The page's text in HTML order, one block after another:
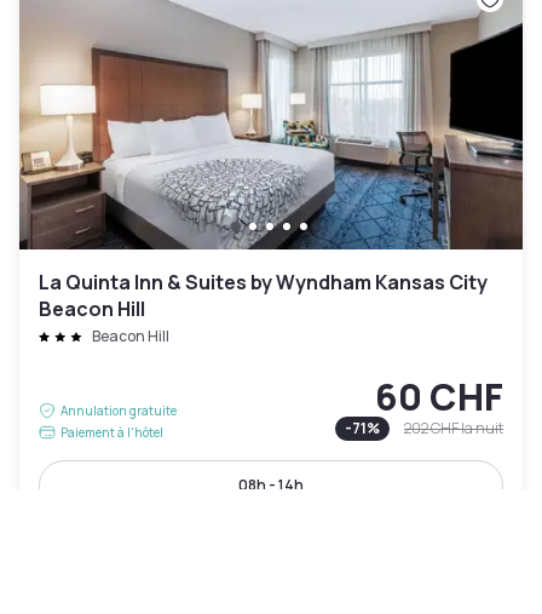
La Quinta Inn & Suites by Wyndham Kansas City
Beacon Hill
Beacon Hill
Annulation gratuite
Paiement à l'hôtel
60 CHF
-71% 202 CHFla nuit
08h - 14h